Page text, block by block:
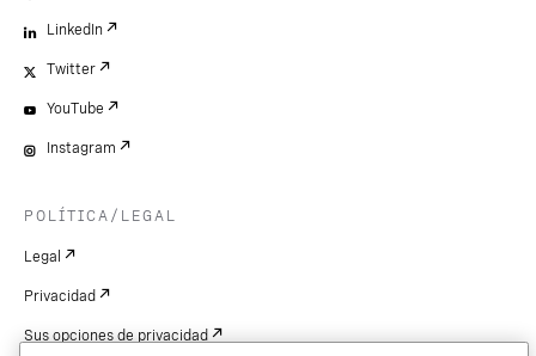
LinkedIn
Twitter
YouTube
Instagram
POLÍTICA/LEGAL
Legal
Privacidad
Sus opciones de privacidad